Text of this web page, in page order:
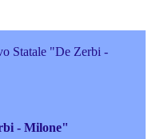
Statale "De Zerbi -
- Milone"